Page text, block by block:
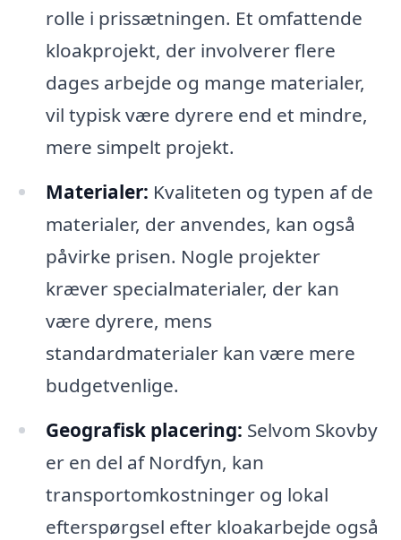
rolle i prissætningen. Et omfattende
kloakprojekt, der involverer flere
dages arbejde og mange materialer,
vil typisk være dyrere end et mindre,
mere simpelt projekt.
Materialer: Kvaliteten og typen af de
materialer, der anvendes, kan også
påvirke prisen. Nogle projekter
kræver specialmaterialer, der kan
være dyrere, mens
standardmaterialer kan være mere
budgetvenlige.
Geografisk placering: Selvom Skovby
er en del af Nordfyn, kan
transportomkostninger og lokal
efterspørgsel efter kloakarbejde også